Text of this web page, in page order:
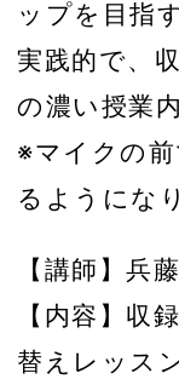
ップを目指
実践的で、
の濃い授業
※マイクの
るようにな
【講師】兵
【内容】収
替えレッス